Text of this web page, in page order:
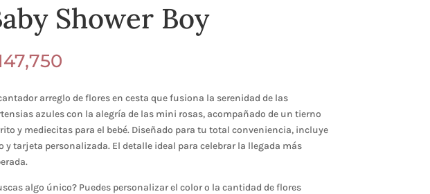
Shower Boy
arreglo de flores en cesta que fusiona la serenidad de las
azules con la alegría de las mini rosas, acompañado de un tierno
y mediecitas para el bebé. Diseñado para tu total conveniencia, incluye
y tarjeta personalizada. El detalle ideal para celebrar la llegada más
algo único? Puedes personalizar el color o la cantidad de flores